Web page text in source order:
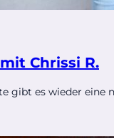
Chrissi R.
gibt es wieder eine